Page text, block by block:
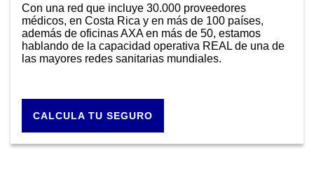
Con una red que incluye 30.000 proveedores
médicos, en Costa Rica y en más de 100 países,
además de oficinas AXA en más de 50, estamos
hablando de la capacidad operativa REAL de una de
las mayores redes sanitarias mundiales.
CALCULA TU SEGURO